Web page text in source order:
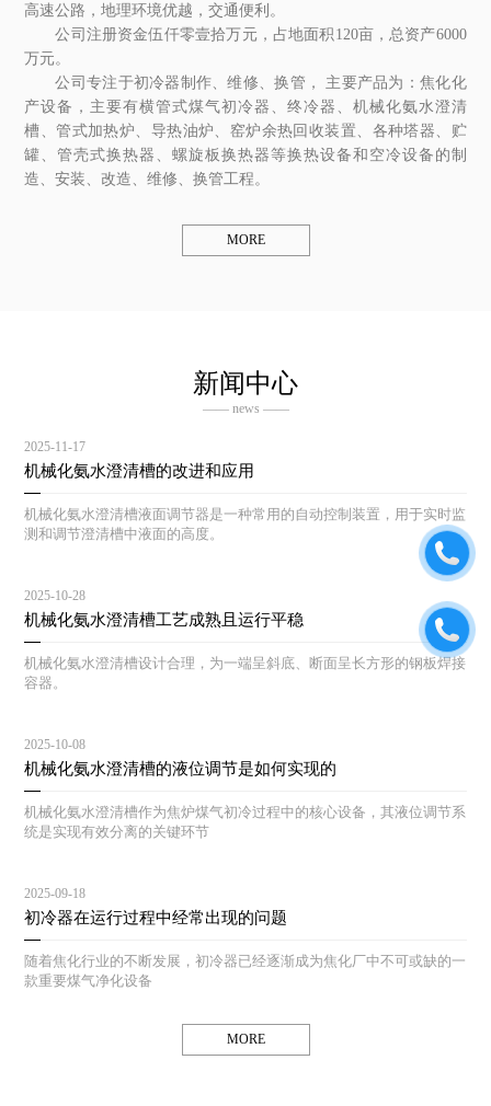
高速公路，地理环境优越，交通便利。
公司注册资金伍仟零壹拾万元，占地面积120亩，总资产6000
万元。
公司专注于初冷器制作、维修、换管， 主要产品为：焦化化
产设备，主要有横管式煤气初冷器、终冷器、机械化氨水澄清
槽、管式加热炉、导热油炉、窑炉余热回收装置、各种塔器、贮
罐、管壳式换热器、螺旋板换热器等换热设备和空冷设备的制
造、安装、改造、维修、换管工程。
MORE
新闻中心
—— news ——
2025-11-17
机械化氨水澄清槽的改进和应用
机械化氨水澄清槽液面调节器是一种常用的自动控制装置，用于实时监
测和调节澄清槽中液面的高度。
2025-10-28
机械化氨水澄清槽工艺成熟且运行平稳
机械化氨水澄清槽设计合理，为一端呈斜底、断面呈长方形的钢板焊接
容器。
2025-10-08
机械化氨水澄清槽的液位调节是如何实现的
机械化氨水澄清槽作为焦炉煤气初冷过程中的核心设备，其液位调节系
统是实现有效分离的关键环节
2025-09-18
初冷器在运行过程中经常出现的问题
随着焦化行业的不断发展，初冷器已经逐渐成为焦化厂中不可或缺的一
款重要煤气净化设备
MORE